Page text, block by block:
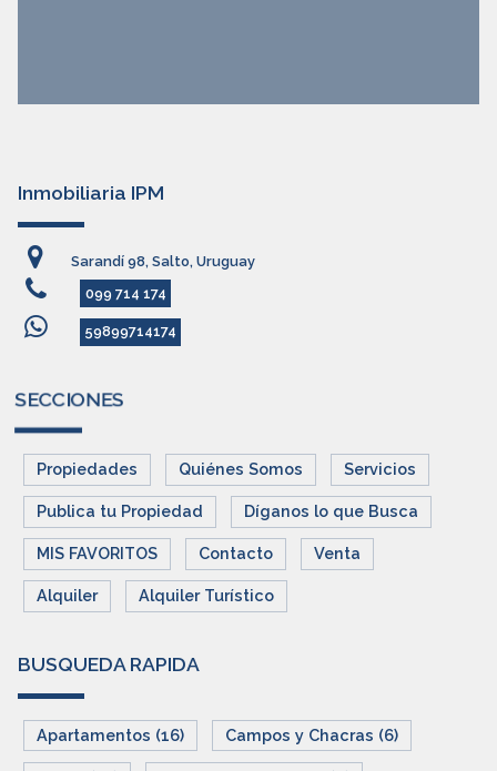
Inmobiliaria IPM
Sarandí 98, Salto, Uruguay
099 714 174
59899714174
SECCIONES
Propiedades Quiénes Somos Servicios
Publica tu Propiedad Díganos lo que Busca
MIS FAVORITOS Contacto Venta
Alquiler Alquiler Turístico
BUSQUEDA RAPIDA
Apartamentos (16) Campos y Chacras (6)